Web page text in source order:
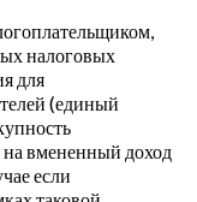
налоговых
для
(единый
на вмененный доход
если